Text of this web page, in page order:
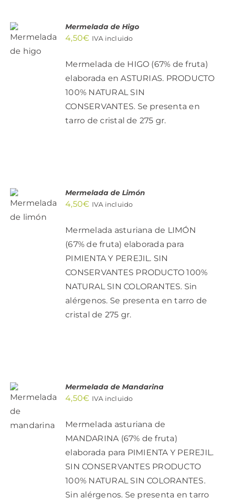
/
Mermelada de Higo
4,50€ IVA incluido
Mermelada de HIGO (67% de fruta)
elaborada en ASTURIAS. PRODUCTO
100% NATURAL SIN
CONSERVANTES. Se presenta en
tarro de cristal de 275 gr.
/
Mermelada de Limón
4,50€ IVA incluido
Mermelada asturiana de LIMÓN
(67% de fruta) elaborada para
PIMIENTA Y PEREJIL. SIN
CONSERVANTES PRODUCTO 100%
NATURAL SIN COLORANTES. Sin
alérgenos. Se presenta en tarro de
cristal de 275 gr.
AL
DETALLES
Mermelada de Mandarina
4,50€ IVA incluido
Mermelada asturiana de
MANDARINA (67% de fruta)
elaborada para PIMIENTA Y PEREJIL.
SIN CONSERVANTES PRODUCTO
100% NATURAL SIN COLORANTES.
Sin alérgenos. Se presenta en tarro